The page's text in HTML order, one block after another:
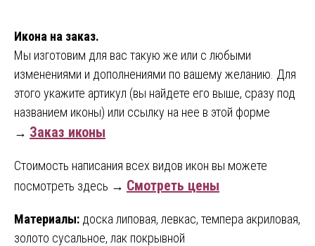
Икона на заказ.
Мы изготовим для вас такую же или с любыми
изменениями и дополнениями по вашему желанию. Для
этого укажите артикул (вы найдете его выше, сразу под
названием иконы) или ссылку на нее в этой форме
→ Заказ иконы
Стоимость написания всех видов икон вы можете
посмотреть здесь → Смотреть цены
Материалы: доска липовая, левкас, темпера акриловая,
золото сусальное, лак покрывной